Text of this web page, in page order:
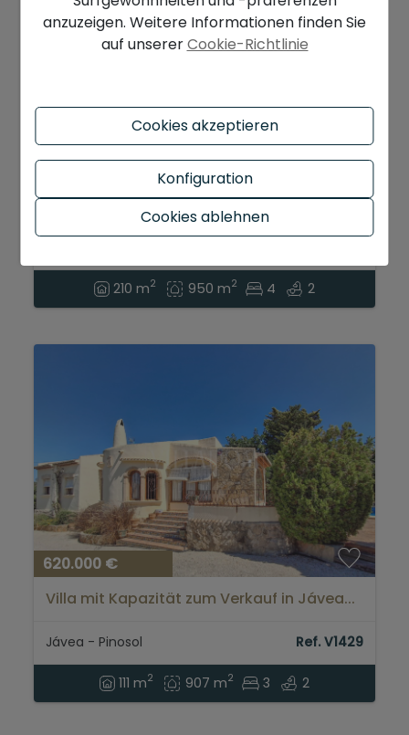
Exklusive Villa zum Verkauf in El Tosalet
210 m2 950 m2 4 2
620.000 €
Villa mit Kapazität zum Verkauf in Jávea...
Jávea - Pinosol Ref. V1429
111 m2 907 m2 3 2
anzuzeigen. Weitere Informationen finden Sie
auf unsererCookie-Richtlinie
Cookies akzeptieren
Konfiguration
Cookies ablehnen